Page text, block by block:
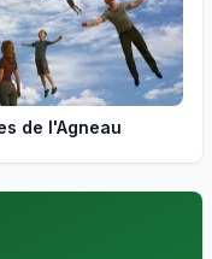
de l'Agneau